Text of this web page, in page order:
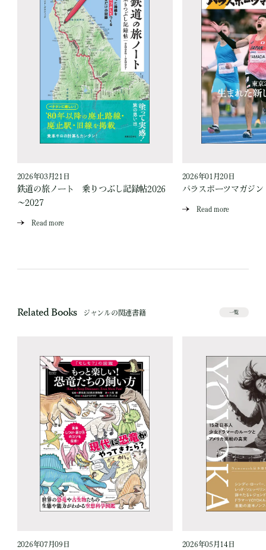
2026年03月21日
鉄道の旅ノート 乗りつぶし記録帖2026
～2027
Read more
2026年01月20日
パラスポーツマガジ
Read more
Related Books ジャンルの関連書籍 一覧
2026年07月09日 2026年05月14日